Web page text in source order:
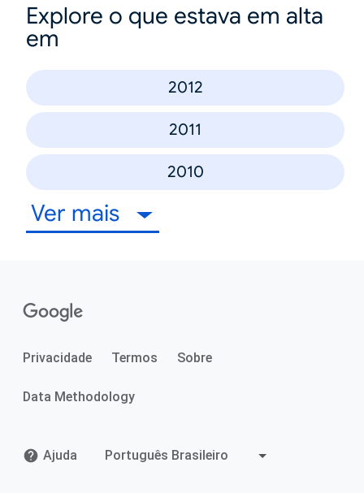
Explore o que estava em alta
em
2012
2011
2010
Ver mais
Privacidade Termos Sobre
Data Methodology
Ajuda